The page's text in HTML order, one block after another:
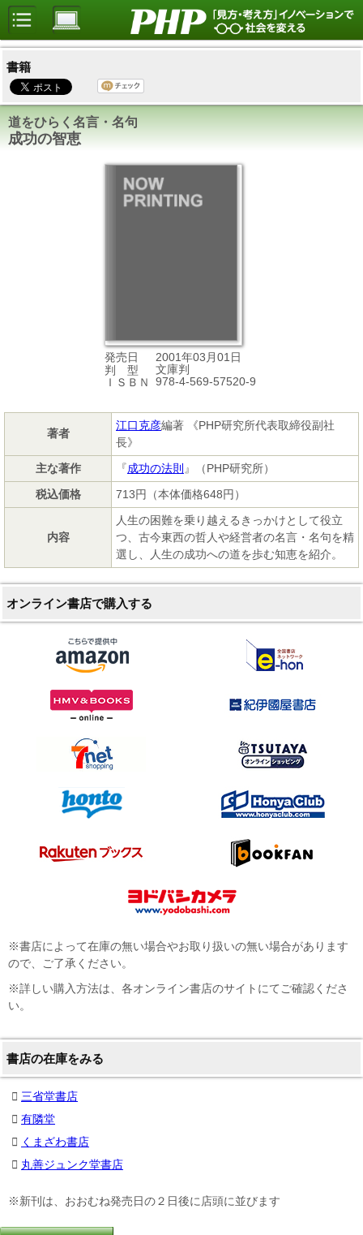
書籍
道をひらく名言・名句
成功の智恵
発売日
2001年03月01日
判 型
文庫判
ＩＳＢＮ
978-4-569-57520-9
著者
江口克彦編著 《PHP研究所代表取締役副社
長》
主な著作
『成功の法則 』（PHP研究所）
税込価格
713円（本体価格648円）
内容
人生の困難を乗り越えるきっかけとして役立
つ、古今東西の哲人や経営者の名言・名句を精
選し、人生の成功への道を歩む知恵を紹介。
オンライン書店で購入する
※書店によって在庫の無い場合やお取り扱いの無い場合があります
ので、ご了承ください。
※詳しい購入方法は、各オンライン書店のサイトにてご確認くださ
い。
書店の在庫をみる
三省堂書店
有隣堂
くまざわ書店
丸善ジュンク堂書店
※新刊は、おおむね発売日の２日後に店頭に並びます